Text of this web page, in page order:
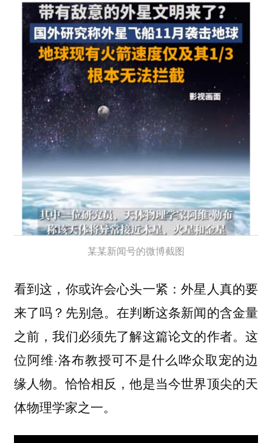
某某新闻号的微博截图
看到这，你或许会心头一紧：外星人真的要
来了吗？先别急。在判断这条新闻的含金量
之前，我们必须先了解这篇论文的作者。这
位阿维·洛布教授可不是什么哗众取宠的边
缘人物。恰恰相反，他是当今世界顶尖的天
体物理学家之一。